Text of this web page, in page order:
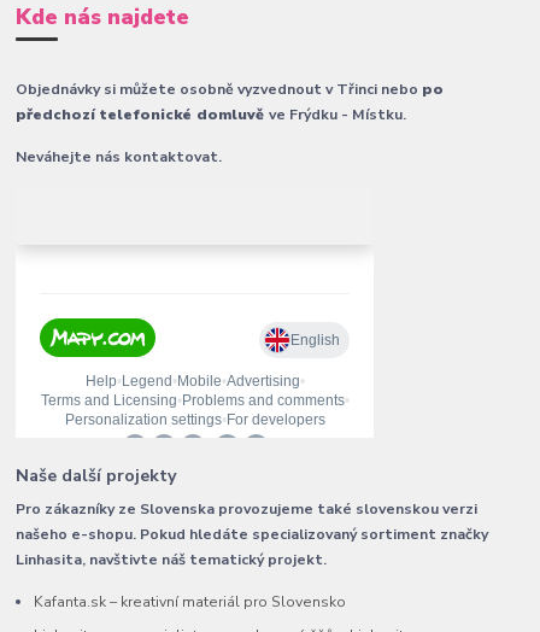
Kde nás najdete
Objednávky si můžete osobně vyzvednout v Třinci nebo po
předchozí telefonické domluvěve Frýdku - Místku.
Neváhejte nás kontaktovat.
Naše další projekty
Pro zákazníky ze Slovenska provozujeme také slovenskou verzi
našeho e-shopu. Pokud hledáte specializovaný sortiment značky
Linhasita, navštivte náš tematický projekt.
Kafanta.sk – kreativní materiál pro Slovensko